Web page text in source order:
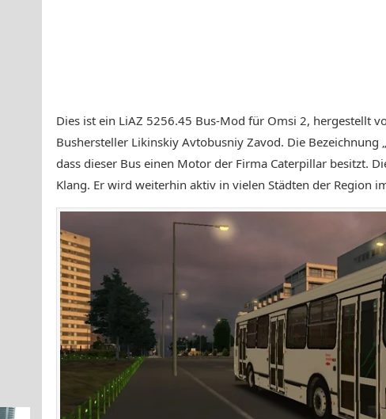
Dies ist ein LiAZ 5256.45 Bus-Mod für Omsi 2, hergestellt
Bushersteller Likinskiy Avtobusniy Zavod. Die Bezeichnung
dass dieser Bus einen Motor der Firma Caterpillar besitzt.
Klang. Er wird weiterhin aktiv in vielen Städten der Region